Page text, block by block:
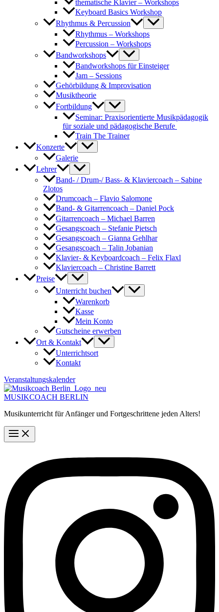
thematische Klavier – Workshops
Keyboard Basics Workshop
Rhythmus & Percussion
Rhythmus – Workshops
Percussion – Workshops
Bandworkshops
Bandworkshops für Einsteiger
Jam – Sessions
Gehörbildung & Improvisation
Musiktheorie
Fortbildung
Seminar: Praxisorientierte Musikpädagogik
für soziale und pädagogische Berufe
Train The Trainer
Konzerte
Galerie
Lehrer
Band- / Drum-/ Bass- & Klaviercoach – Sabine
Zlotos
Drumcoach – Flavio Salomone
Band- & Gitarrencoach – Daniel Pock
Gitarrencoach – Michael Barren
Gesangscoach – Stefanie Pietsch
Gesangscoach – Gianna Gehlhar
Gesangscoach – Talin Jobanian
Klavier- & Keyboardcoach – Felix Flaxl
Klaviercoach – Christine Barrett
Preise
Unterricht buchen
Warenkorb
Kasse
Mein Konto
Gutscheine erwerben
Ort & Kontakt
Unterrichtsort
Kontakt
Veranstaltungskalender
MUSIKCOACH BERLIN
Musikunterricht für Anfänger und Fortgeschrittene jeden Alters!